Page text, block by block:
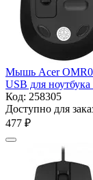
Мышь Acer
USB для
Код: 258305
Доступно для
‍477‍ ₽